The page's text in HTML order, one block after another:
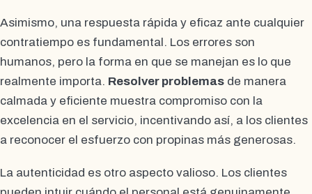
Asimismo, una respuesta rápida y eficaz ante cualquier
contratiempo es fundamental. Los errores son
humanos, pero la forma en que se manejan es lo que
realmente importa. Resolver problemas de manera
calmada y eficiente muestra compromiso con la
excelencia en el servicio, incentivando así, a los clientes
a reconocer el esfuerzo con propinas más generosas.
La autenticidad es otro aspecto valioso. Los clientes